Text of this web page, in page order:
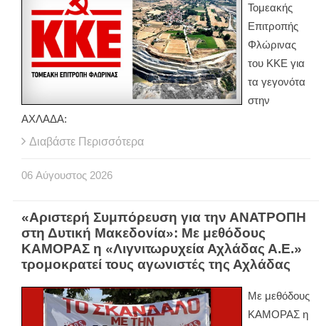
Τομεακής
Επιτροπής
Φλώρινας
του ΚΚΕ για
τα γεγονότα
στην
ΑΧΛΑΔΑ:
Διαβάστε Περισσότερα
06 Αύγουστος 2026
«Αριστερή Συμπόρευση για την ΑΝΑΤΡΟΠΗ
στη Δυτική Μακεδονία»: Με μεθόδους
ΚΑΜΟΡΑΣ η «Λιγνιτωρυχεία Αχλάδας Α.Ε.»
τρομοκρατεί τους αγωνιστές της Αχλάδας
Με μεθόδους
ΚΑΜΟΡΑΣ η